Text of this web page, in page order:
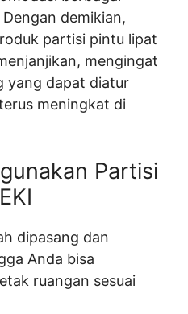
demikian,
partisi pintu lipat
mengingat
yang dapat diatur
meningkat di
Partisi
dipasang dan
Anda bisa
ruangan sesuai